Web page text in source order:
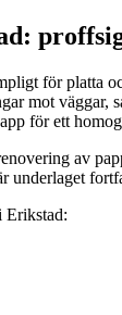
för platta
mot väggar,
för ett
av
underlaget
Erikstad: